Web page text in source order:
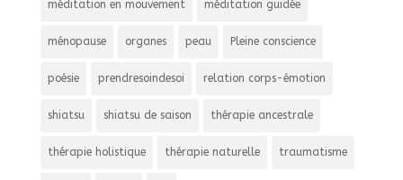
méditation en mouvement méditation guidée
ménopause organes peau Pleine conscience
poésie prendresoindesoi relation corps-émotion
shiatsu shiatsu de saison thérapie ancestrale
thérapie holistique thérapie naturelle traumatisme